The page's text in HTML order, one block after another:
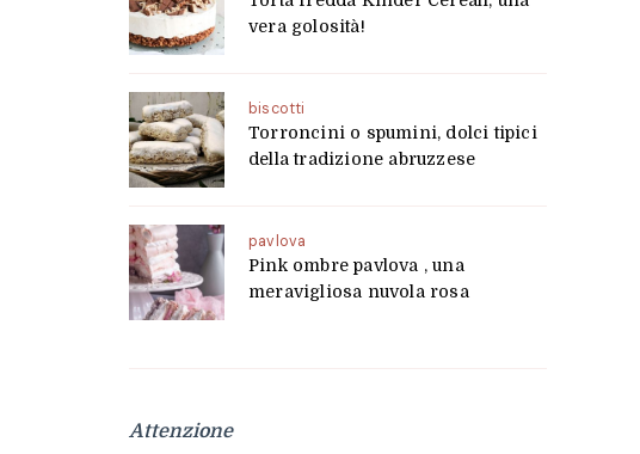
vera golosità!
biscotti
Torroncini o spumini, dolci tipici
della tradizione abruzzese
pavlova
Pink ombre pavlova , una
meravigliosa nuvola rosa
Attenzione